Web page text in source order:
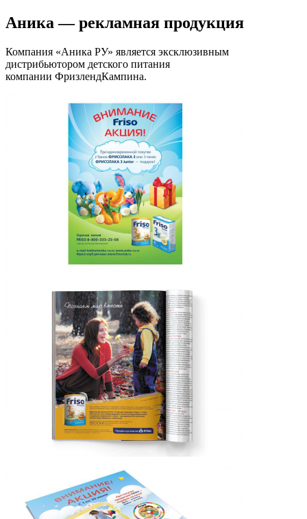
Аника — рекламная продукция
Компания «Аника РУ» является эксклюзивным
дистрибьютором детского питания
компании ФризлендКампина.